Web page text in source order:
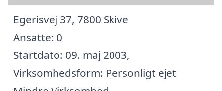
Egerisvej 37, 7800 Skive
Ansatte: 0
Startdato: 09. maj 2003,
Virksomhedsform: Personligt ejet